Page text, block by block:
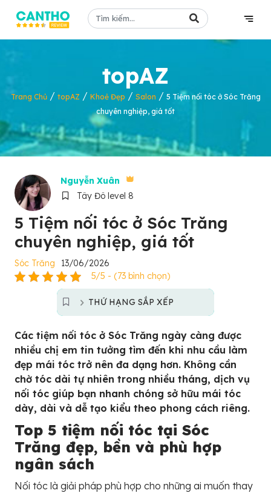
topAZ
Trang Chủ/ topAZ / Khoẻ Đẹp / Salon / 5 Tiệm nối tóc ở Sóc Trăng
chuyên nghiệp, giá tốt
Nguyễn Xuân
Tây Đô level 8
5 Tiệm nối tóc ở Sóc Trăng
chuyên nghiệp, giá tốt
Sóc Trăng
13/06/2026
5/5 - (73 bình chọn)
THỨ HẠNG SẮP XẾP
Các tiệm nối tóc ở Sóc Trăng ngày càng được
nhiều chị em tin tưởng tìm đến khi nhu cầu làm
đẹp mái tóc trở nên đa dạng hơn. Không cần
chờ tóc dài tự nhiên trong nhiều tháng, dịch vụ
nối tóc giúp bạn nhanh chóng sở hữu mái tóc
dày, dài và dễ tạo kiểu theo phong cách riêng.
Top 5 tiệm nối tóc tại Sóc
Trăng đẹp, bền và phù hợp
ngân sách
Nối tóc là giải pháp phù hợp cho những ai muốn thay